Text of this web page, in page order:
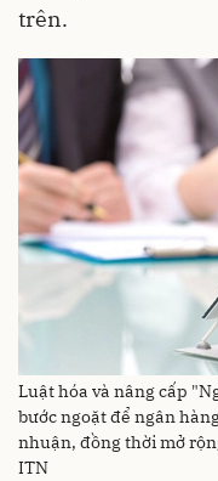
trên.
Luật hóa và nâng cấp
bước ngoặt để ngân
nhuận, đồng thời mở
ITN